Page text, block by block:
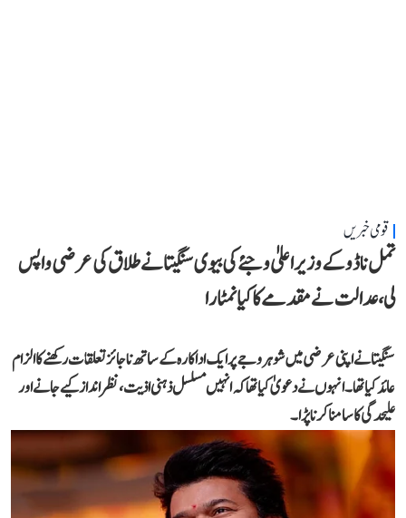
قومی خبریں
تمل ناڈو کے وزیر اعلیٰ وجئے کی بیوی سنگیتا نے طلاق کی عرضی واپس
لی، عدالت نے مقدمے کا کیا نمٹارا
سنگیتا نے اپنی عرضی میں شوہر وجے پر ایک اداکارہ کے ساتھ ناجائز تعلقات رکھنے کا الزام
عائد کیا تھا۔ انہوں نے دعویٰ کیا تھا کہ انہیں مسلسل ذہنی اذیت، نظر انداز کیے جانے اور
علیحدگی کا سامنا کرنا پڑا۔